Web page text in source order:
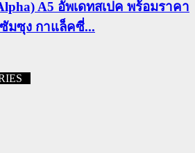
A5 อัพเดทสเปค พร้อมราคา
มซุง กาแล็คซี่...